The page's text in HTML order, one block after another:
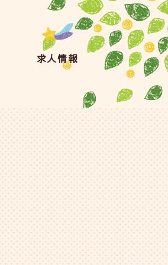
求人情報